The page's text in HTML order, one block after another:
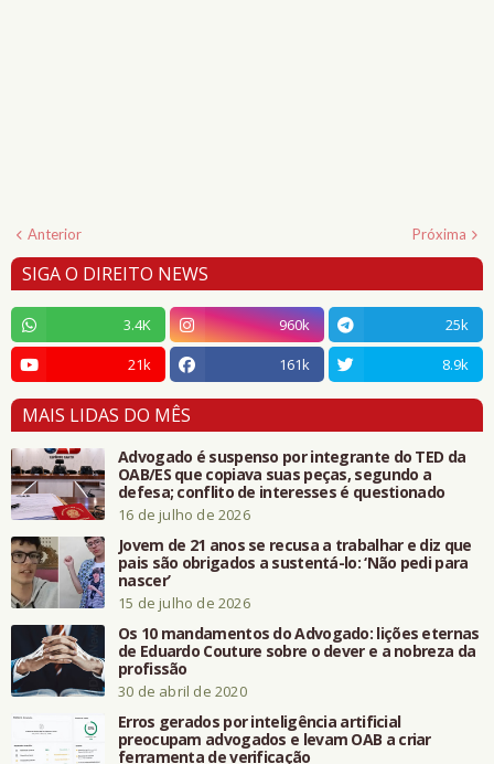
Anterior Próxima
SIGA O DIREITO NEWS
3.4K 960k
25k
21k
161k 8.9k
MAIS LIDAS DO MÊS
Advogado é suspenso por integrante do TED da
OAB/ES que copiava suas peças, segundo a
defesa; conflito de interesses é questionado
16 de julho de 2026
Jovem de 21 anos se recusa a trabalhar e diz que
pais são obrigados a sustentá-lo: ‘Não pedi para
nascer’
15 de julho de 2026
Os 10 mandamentos do Advogado: lições eternas
de Eduardo Couture sobre o dever e a nobreza da
profissão
30 de abril de 2020
Erros gerados por inteligência artificial
preocupam advogados e levam OAB a criar
ferramenta de verificação